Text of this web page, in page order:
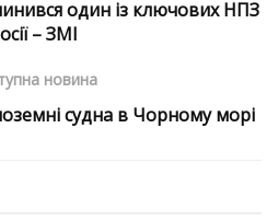
один із ключових НПЗ
– ЗМІ
новина
судна в Чорному морі